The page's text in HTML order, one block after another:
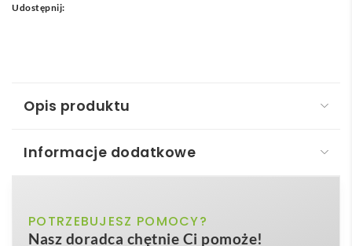
Udostępnij:
Opis produktu
nowoczesny, ekologiczny gadżet stworzony z myślą o
Informacje dodatkowe
Kolor
biały
POTRZEBUJESZ POMOCY?
Nasz doradca chętnie Ci pomoże!